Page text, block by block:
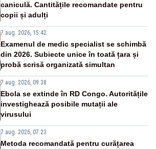
caniculă. Cantitățile recomandate pentru
copii și adulți
7 aug. 2026, 15:42
Examenul de medic specialist se schimbă
din 2026. Subiecte unice în toată țara și
probă scrisă organizată simultan
7 aug. 2026, 09:38
Ebola se extinde în RD Congo. Autoritățile
investighează posibile mutații ale
virusului
7 aug. 2026, 07:23
Metoda recomandată pentru curățarea